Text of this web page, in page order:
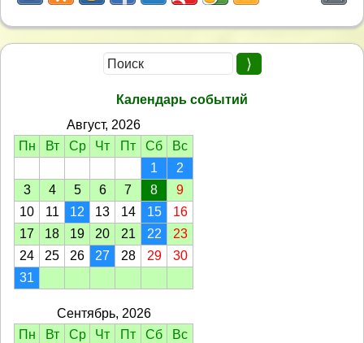
Календарь событий
Август, 2026
Пн
Вт Ср Чт Пт Сб
Вс
1
2
3
4 5 6 7 8
9
10
11 12 13 14 15
16
17
18 19 20 21 22
23
24
25 26 27 28 29
30
31
Сентябрь, 2026
Пн
Вт Ср Чт Пт Сб
Вс